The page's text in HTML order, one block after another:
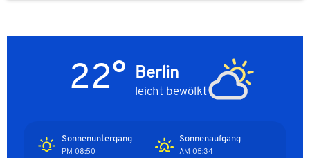
Berlin
leicht bewölkt
22°
Sonnenaufgang
05:34 AM
Sonnenuntergang
08:50 PM